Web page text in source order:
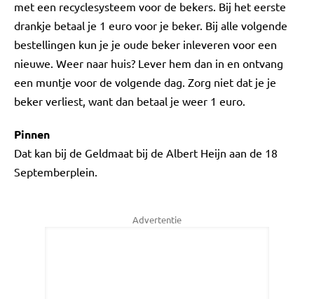
met een recyclesysteem voor de bekers. Bij het eerste
drankje betaal je 1 euro voor je beker. Bij alle volgende
bestellingen kun je je oude beker inleveren voor een
nieuwe. Weer naar huis? Lever hem dan in en ontvang
een muntje voor de volgende dag. Zorg niet dat je je
beker verliest, want dan betaal je weer 1 euro.
Pinnen
Dat kan bij de Geldmaat bij de Albert Heijn aan de 18
Septemberplein.
Advertentie